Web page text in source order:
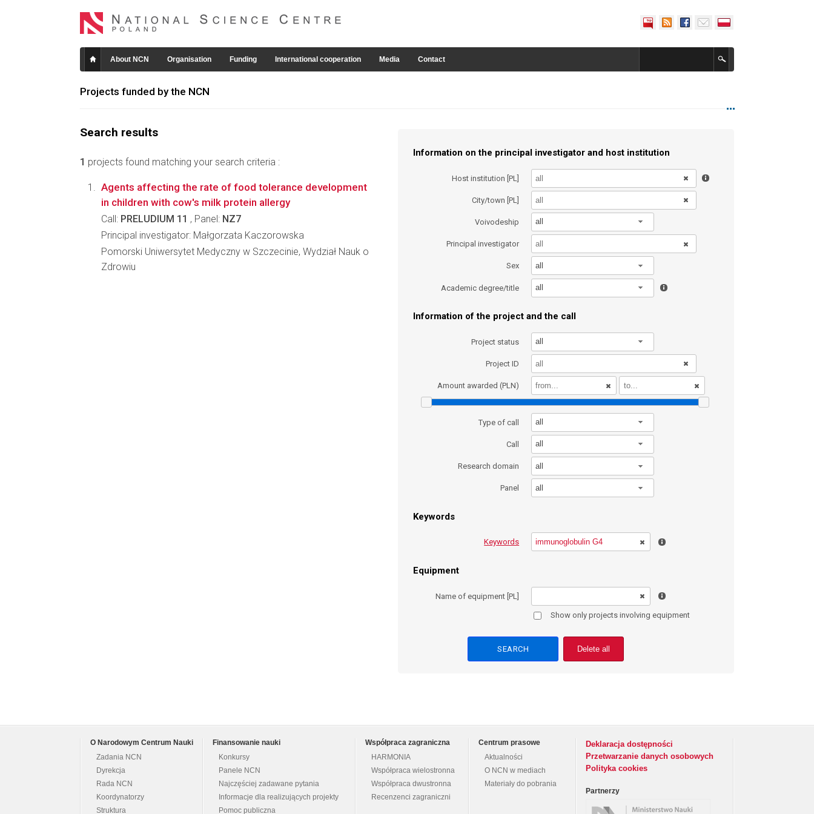
About NCN Organisation Funding International cooperation Media Contact
Projects funded by the NCN
Search results
1 projects found matching your search criteria :
Information on the principal investigator and host institution
Host institution [PL]
City/town [PL]
Voivodeship all
Principal investigator
Sex all
Academic degree/title all
Information of the project and the call
Project status all
Project ID
Amount awarded (PLN)
Type of call all
Call all
Research domain all
Panel all
Keywords
Keywords
Equipment
Name of equipment [PL]
Show only projects involving equipment
Delete all
Agents affecting the rate of food tolerance development
in children with cow's milk protein allergy
Call: PRELUDIUM 11 , Panel: NZ7
Principal investigator: Małgorzata Kaczorowska
Pomorski Uniwersytet Medyczny w Szczecinie, Wydział Nauk o
Zdrowiu
O Narodowym Centrum Nauki
Zadania NCN
Dyrekcja
Rada NCN
Koordynatorzy
Struktura
Finansowanie nauki
Konkursy
Panele NCN
Najczęściej zadawane pytania
Informacje dla realizujących projekty
Pomoc publiczna
Współpraca zagraniczna
HARMONIA
Współpraca wielostronna
Współpraca dwustronna
Recenzenci zagraniczni
Centrum prasowe
Aktualności
O NCN w mediach
Materiały do pobrania
Deklaracja dostępności
Przetwarzanie danych osobowych
Polityka cookies
Partnerzy